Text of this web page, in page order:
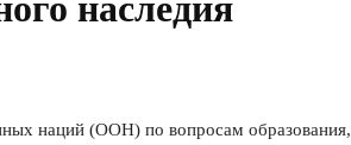
наций (ООН) по вопросам образования,